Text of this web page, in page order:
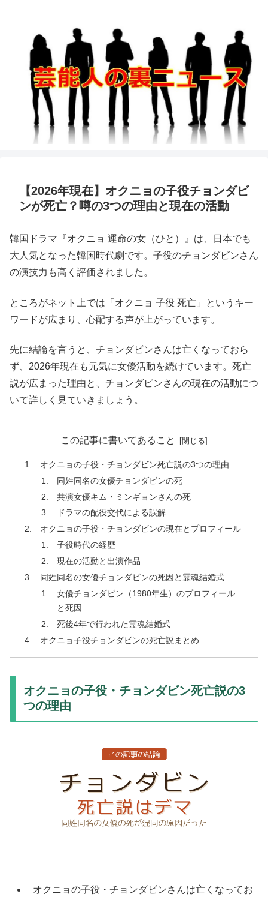
【2026年現在】オクニョの子役チョンダビ
ンが死亡？噂の3つの理由と現在の活動
韓国ドラマ『オクニョ 運命の女（ひと）』は、日本でも
大人気となった韓国時代劇です。子役のチョンダビンさん
の演技力も高く評価されました。
ところがネット上では「オクニョ 子役 死亡」というキー
ワードが広まり、心配する声が上がっています。
先に結論を言うと、チョンダビンさんは亡くなっておら
ず、2026年現在も元気に女優活動を続けています。死亡
説が広まった理由と、チョンダビンさんの現在の活動につ
いて詳しく見ていきましょう。
この記事に書いてあること
オクニョの子役・チョンダビン死亡説の3つの理由
同姓同名の女優チョンダビンの死
共演女優キム・ミンギョンさんの死
ドラマの配役交代による誤解
オクニョの子役・チョンダビンの現在とプロフィール
子役時代の経歴
現在の活動と出演作品
同姓同名の女優チョンダビンの死因と霊魂結婚式
女優チョンダビン（1980年生）のプロフィール
と死因
死後4年で行われた霊魂結婚式
オクニョ子役チョンダビンの死亡説まとめ
オクニョの子役・チョンダビン死亡説の3
つの理由
オクニョの子役・チョンダビンさんは亡くなってお